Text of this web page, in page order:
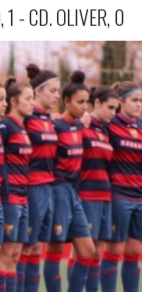
1 - CD. OLIVER, 0